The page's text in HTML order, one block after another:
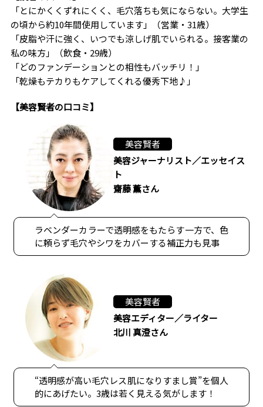
「とにかくくずれにくく、毛穴落ちも気にならない。大学生
の頃から約10年間使用しています」（営業・31歳）
「皮脂や汗に強く、いつでも涼しげ肌でいられる。接客業の
私の味方」（飲食・29歳）
「どのファンデーションとの相性もバッチリ！」
「乾燥もテカりもケアしてくれる優秀下地♪」
【美容賢者の口コミ】
美容賢者
美容ジャーナリスト／エッセイス
ト
齋藤 薫さん
ラベンダーカラーで透明感をもたらす一方で、色
に頼らず毛穴やシワをカバーする補正力も見事
美容賢者
美容エディター／ライター
北川 真澄さん
“透明感が高い毛穴レス肌になりすまし賞”を個人
的にあげたい。3歳は若く見える気がします！